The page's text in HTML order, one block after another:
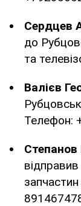
Сердцев
до
та
Валієв
Телефон: